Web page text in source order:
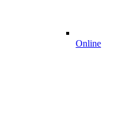
Online